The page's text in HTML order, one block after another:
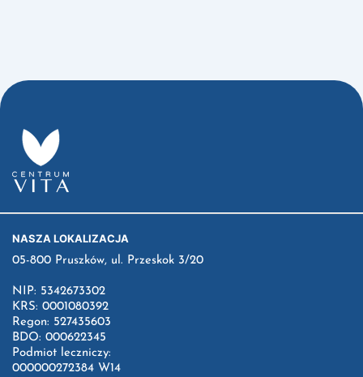
NASZA LOKALIZACJA
05-800 Pruszków, ul. Przeskok 3/20
NIP: 5342673302
KRS: 0001080392
Regon: 527435603
BDO: 000622345
Podmiot leczniczy:
000000272384 W14